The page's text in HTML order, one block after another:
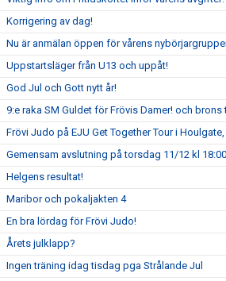
Korrigering av dag!
Nu är anmälan öppen för vårens
Uppstartsläger från U13 och uppåt!
God Jul och Gott nytt år!
9:e raka SM Guldet för Frövis Damer! och brons
Frövi Judo på EJU Get Together Tour i
Gemensam avslutning på torsdag 11/12 kl 18:00
Helgens resultat!
Maribor och pokaljakten 4
En bra lördag för Frövi Judo!
Årets julklapp?
Ingen träning idag tisdag pga Strålande Jul